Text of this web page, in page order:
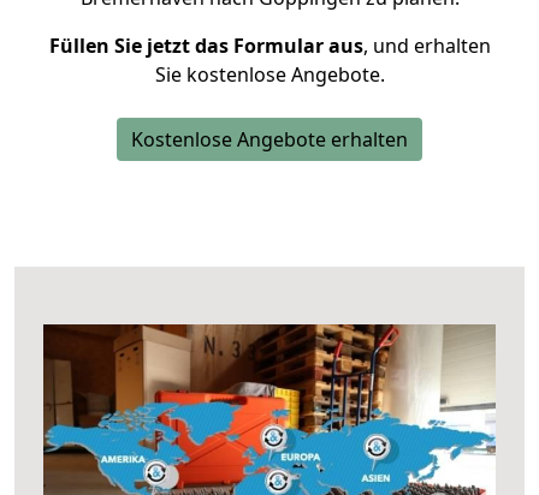
Füllen Sie jetzt das Formular aus, und erhalten
Sie kostenlose Angebote.
Kostenlose Angebote erhalten